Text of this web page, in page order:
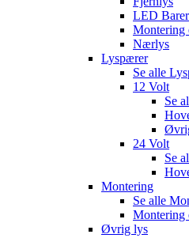
LED Barer
Montering
Nærlys
Lyspærer
Se alle
12 Volt
Se
24 Volt
Se
Montering
Se alle
Montering
Øvrig lys